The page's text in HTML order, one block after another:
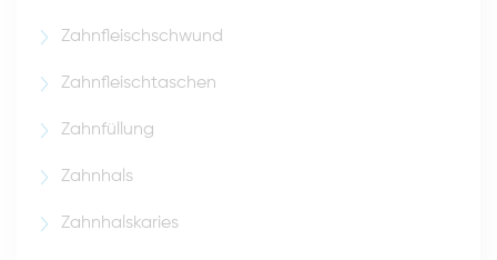
Zahnfleischschwund
Zahnfleischtaschen
Zahnfüllung
Zahnhals
Zahnhalskaries